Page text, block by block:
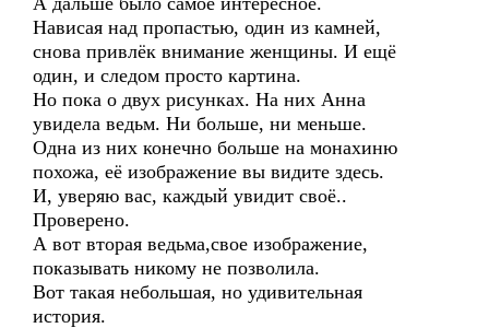
Нависая над пропастью, один из камней,
снова привлёк внимание женщины. И ещё
один, и следом просто картина.
Но пока о двух рисунках. На них Анна
увидела ведьм. Ни больше, ни меньше.
Одна из них конечно больше на монахиню
похожа, её изображение вы видите здесь.
И, уверяю вас, каждый увидит своё..
Проверено.
А вот вторая ведьма,свое изображение,
показывать никому не позволила.
Вот такая небольшая, но удивительная
история.